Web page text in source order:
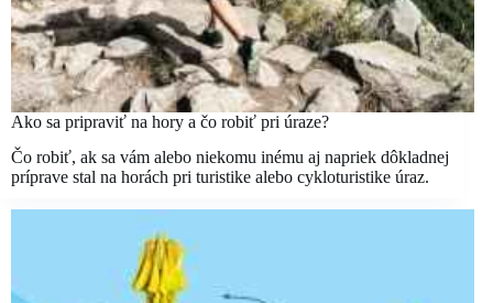
Ako sa pripraviť na hory a čo robiť pri úraze?
Čo robiť, ak sa vám alebo niekomu inému aj napriek dôkladnej
príprave stal na horách pri turistike alebo cykloturistike úraz.